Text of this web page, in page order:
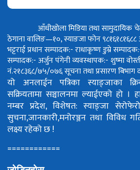
आँधीखोला मिडिया तथा सामुदायिक
ठेगाना वालिङ—१०, स्याङजा फोन ९८१६१८१६८८
भट्टराईप्रधान सम्पादक:- राधाकृष्ण डुम्रे
सम्पादक:- अर्जुन पंगेनीव्यवस्थापक:- शुष्मा
नं.२१८३६८/७५/०७६सूचना तथा प्रसारण बिभाग
यो अनलाईन पत्रिका स्याङ्जाका
सक्रियतामा सञ्चालनमा ल्याईएको हो ।
नम्बर प्रदेश, विशेषत: स्याङ्जा
सुचना,जानकारी,मनोरञ्जन तथा विविध
लक्ष्य रहेको छ !
============